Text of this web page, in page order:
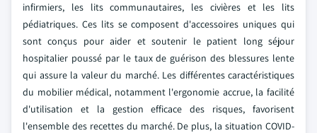
infirmiers, les lits communautaires, les civières et les lits
pédiatriques. Ces lits se composent d'accessoires uniques qui
sont conçus pour aider et soutenir le patient long séjour
hospitalier poussé par le taux de guérison des blessures lente
qui assure la valeur du marché. Les différentes caractéristiques
du mobilier médical, notamment l'ergonomie accrue, la facilité
d'utilisation et la gestion efficace des risques, favorisent
l'ensemble des recettes du marché. De plus, la situation COVID-